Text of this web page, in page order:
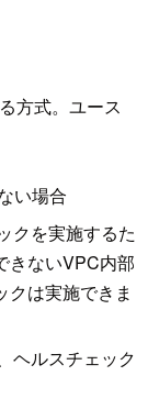
方式。ユース
い場合
クを実施するた
きないVPC内部
は実施できま
ヘルスチェック